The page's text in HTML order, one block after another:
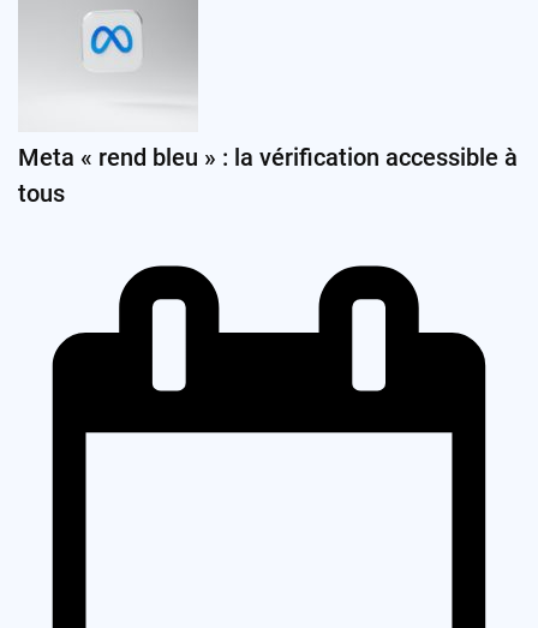
Meta « rend bleu » : la vérification accessible à
tous